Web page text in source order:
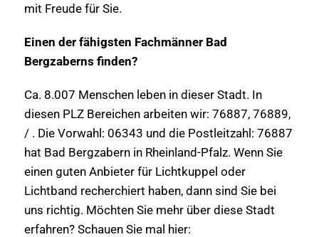
mit Freude für Sie.
Einen der fähigsten Fachmänner Bad
Bergzaberns finden?
Ca. 8.007 Menschen leben in dieser Stadt. In
diesen PLZ Bereichen arbeiten wir: 76887, 76889,
/ . Die Vorwahl: 06343 und die Postleitzahl: 76887
hat Bad Bergzabern in Rheinland-Pfalz. Wenn Sie
einen guten Anbieter für Lichtkuppel oder
Lichtband recherchiert haben, dann sind Sie bei
uns richtig. Möchten Sie mehr über diese Stadt
erfahren? Schauen Sie mal hier: